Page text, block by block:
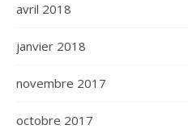
avril 2018
janvier 2018
novembre 2017
octobre 2017